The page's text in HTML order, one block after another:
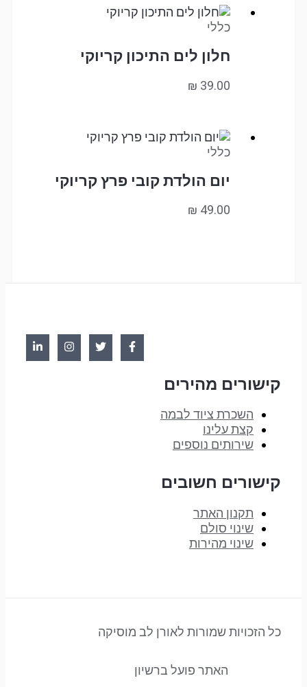
כללי
חלון לים התיכון קריוקי
₪ 39.00
כללי
יום הולדת קובי פרץ קריוקי
₪ 49.00
קישורים מהירים
השכרת ציוד לבמה
קצת עלינו
שירותים נוספים
קישורים חשובים
תקנון האתר
שינוי סולם
שינוי מהירות
כל הזכויות שמורות לאורן לב מוסיקה
האתר פועל ברשיון